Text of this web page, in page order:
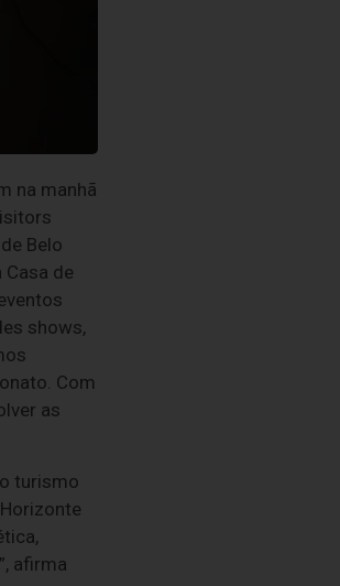
na manhã
Belo
de
shows,
Com
as
turismo
afirma